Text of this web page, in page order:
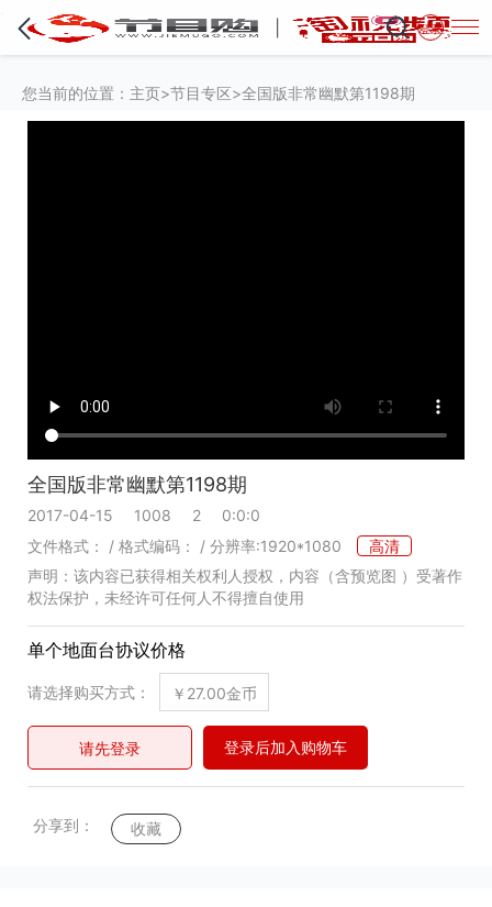
登录
您当前的位置： 主页>节目专区>全国版非常幽默第1198期
全国版非常幽默第1198期
2017-04-15 1008 2
0:0:0
文件格式： / 格式编码： / 分辨率:1920*1080
高清
声明：该内容已获得相关权利人授权，内容（含预览图 ）受著作
权法保护，未经许可任何人不得擅自使用
单个地面台协议价格
请选择购买方式： ￥27.00金币
请先登录 登录后加入购物车
分享到： 收藏